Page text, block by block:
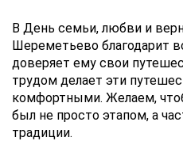
В День семьи, любви и
Шереметьево благодарит
доверяет ему свои
трудом делает эти
комфортными. Желаем,
был не просто этапом, а
традиции.